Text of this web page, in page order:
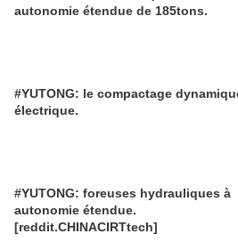
autonomie étendue de 185tons.
#YUTONG: le compactage
électrique.
#YUTONG: foreuses hydrauliques à
autonomie étendue.
[reddit.CHINACIRTtech]